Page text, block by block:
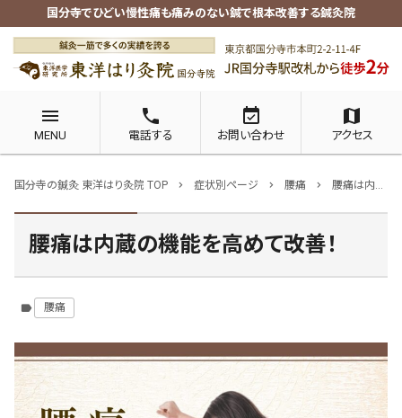
国分寺でひどい慢性痛も痛みのない鍼で根本改善する鍼灸院
menu
MENU
phone
電話する
event_available
お問い合わせ
map
アクセス
国分寺の鍼灸 東洋はり灸院 TOP chevron_right 症状別ページ chevron_right 腰痛 chevron_right 腰痛は内蔵の機能を高めて改善！
腰痛は内蔵の機能を高めて改善！
label 腰痛